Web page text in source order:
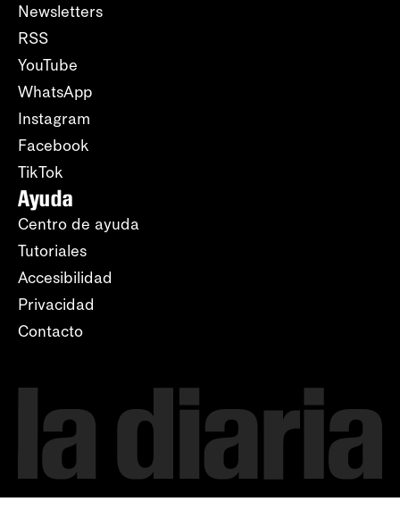
Newsletters
RSS
YouTube
WhatsApp
Instagram
Facebook
TikTok
Ayuda
Centro de ayuda
Tutoriales
Accesibilidad
Privacidad
Contacto